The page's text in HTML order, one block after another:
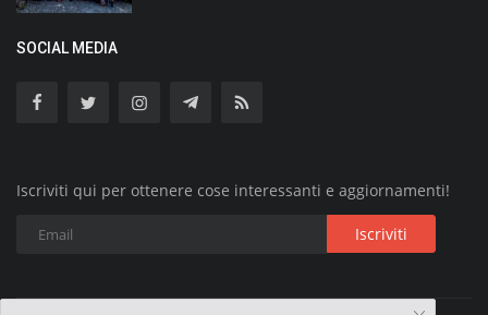
SOCIAL MEDIA
Iscriviti qui per ottenere cose interessanti e aggiornamenti!
Iscriviti